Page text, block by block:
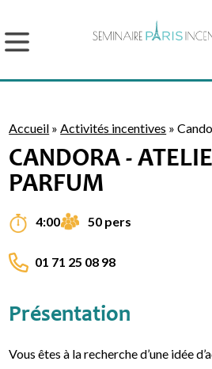
Accueil »Activités incentives »
CANDORA -
PARFUM
4:00 50 pers
01 71 25 08 98
Présentation
Vous êtes à la recherche d’une idée